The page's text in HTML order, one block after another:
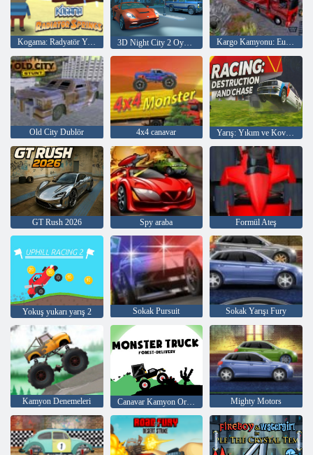
Kogama: Radyatör Yayları 3D Night City 2 Oyuncu Yarışı Kargo Kamyonu: Euro Amerikan Turu
Old City Dublör 4x4 canavar Yarış: Yıkım ve Kovalamaca
GT Rush 2026 Spy araba Formül Ateş
Yokuş yukarı yarış 2 Sokak Pursuit Sokak Yarışı Fury
Kamyon Denemeleri Canavar Kamyon Orman Teslimi Mighty Motors